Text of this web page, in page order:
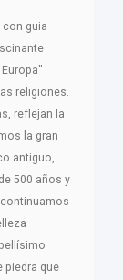
con guia
religiones.
reflejan la
la gran
antiguo,
500 años y
piedra que